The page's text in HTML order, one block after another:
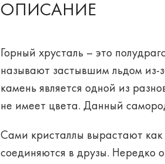
ОПИСАНИЕ
Горный хрусталь – это
называют застывшим льдом из-
камень является одной из
не имеет цвета. Данный
Сами кристаллы вырастают как
соединяются в друзы. Нередко